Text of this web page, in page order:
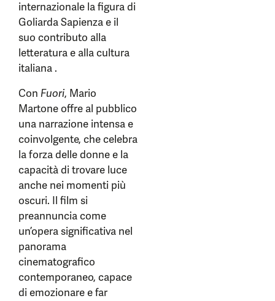
internazionale la figura di
Goliarda Sapienza e il
suo contributo alla
letteratura e alla cultura
italiana .
Con Fuori, Mario
Martone offre al pubblico
una narrazione intensa e
coinvolgente, che celebra
la forza delle donne e la
capacità di trovare luce
anche nei momenti più
oscuri. Il film si
preannuncia come
un’opera significativa nel
panorama
cinematografico
contemporaneo, capace
di emozionare e far